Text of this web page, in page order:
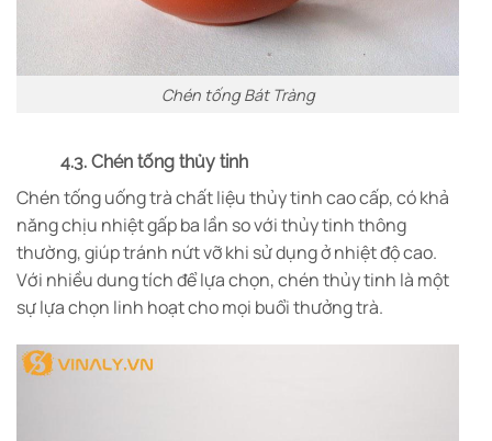
Chén tống Bát Tràng
4.3. Chén tống thủy tinh
Chén tống uống trà chất liệu thủy tinh cao cấp, có khả
năng chịu nhiệt gấp ba lần so với thủy tinh thông
thường, giúp tránh nứt vỡ khi sử dụng ở nhiệt độ cao.
Với nhiều dung tích để lựa chọn, chén thủy tinh là một
sự lựa chọn linh hoạt cho mọi buổi thưởng trà.